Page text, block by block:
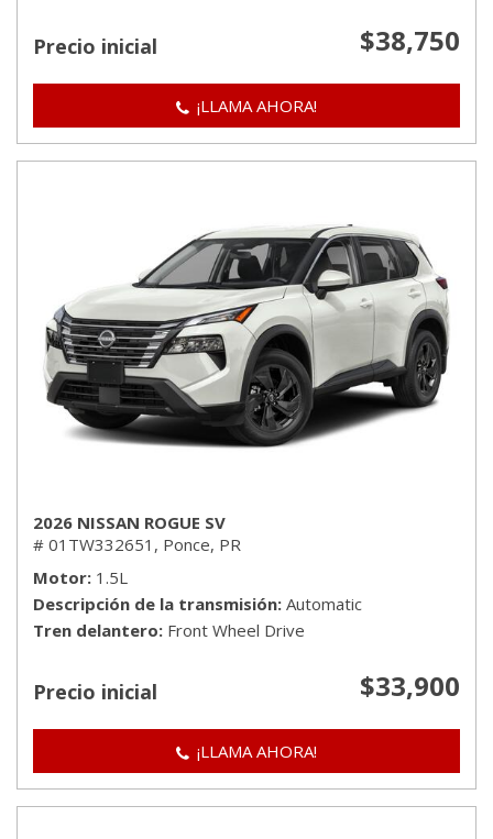
Precio inicial $38,750
¡LLAMA AHORA!
2026 NISSAN ROGUE SV
# 01TW332651, Ponce, PR
Motor 1.5L
Descripción de la transmisión Automatic
Tren delantero Front Wheel Drive
Precio inicial $33,900
¡LLAMA AHORA!